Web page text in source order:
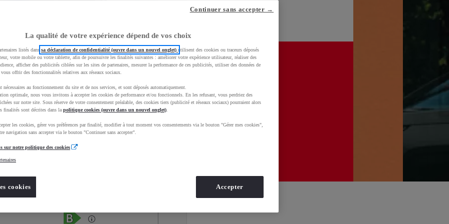
Services Concession
Occasions
La qualité de votre expérience dépend de vos choix
listés dans sa déclaration de confidentialité (ouvre dans un nouvel onglet) utilisent des cookies ou traceurs déposés
votre mobile ou votre tablette, afin de poursuivre les finalités suivantes : améliorer votre expérience utilisateur, réaliser des
afficher des publicités ciblées sur les sites de partenaires, mesurer la performance de ces publicités, utiliser des données de
offrir des fonctionnalités relatives aux réseaux sociaux.
nécessaires au fonctionnement du site et de nos services, et sont déposés automatiquement.
optimale, nous vous invitons à accepter les cookies de performance et/ou fonctionnels. En les refusant, vous perdriez des
sur notre site. Sous réserve de votre consentement préalable, des cookies tiers (publicité et réseaux sociaux) pourraient alors
finalités sont décrites dans la politique cookies (ouvre dans un nouvel onglet)
les cookies, gérer vos préférences par finalité, modifier à tout moment vos consentements via le bouton "Gérer mes cookies",
navigation sans accepter via le bouton "Continuer sans accepter".
sur notre politique des cookies
cookies
Continuer sans accepter →
Accepter